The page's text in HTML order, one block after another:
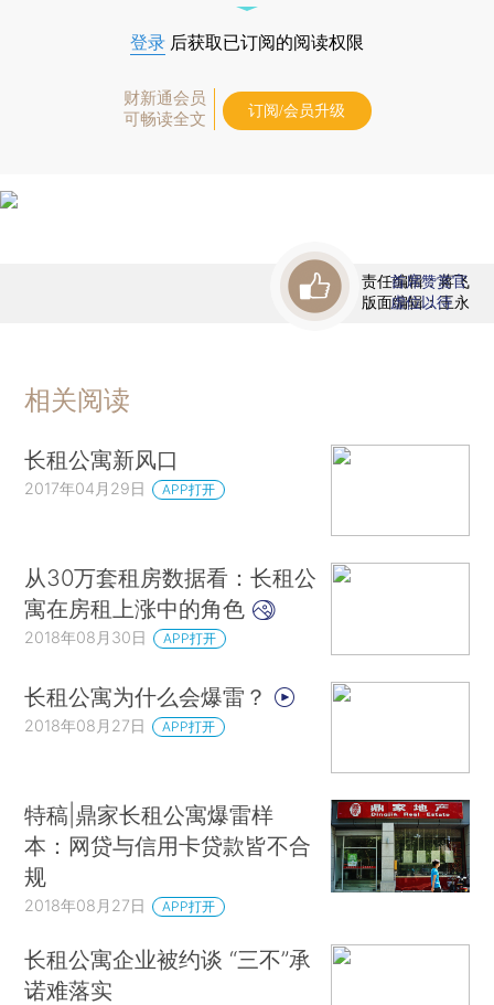
登录 后获取已订阅的阅读权限
财新通会员
可畅读全文
订阅/会员升级
责任编辑：蒋飞
版面编辑：王永
首席赞赏官
虚位以待
相关阅读
长租公寓新风口
2017年04月29日 APP打开
从30万套租房数据看：长租公
寓在房租上涨中的角色
2018年08月30日 APP打开
长租公寓为什么会爆雷？
2018年08月27日 APP打开
特稿|鼎家长租公寓爆雷样
本：网贷与信用卡贷款皆不合
规
2018年08月27日 APP打开
长租公寓企业被约谈 “三不”承
诺难落实